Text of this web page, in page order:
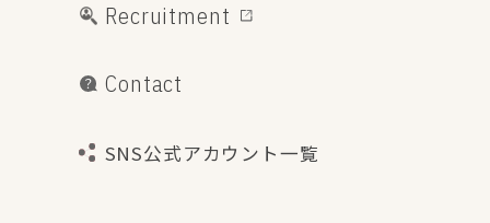
Recruitment
Contact
SNS公式アカウント一覧